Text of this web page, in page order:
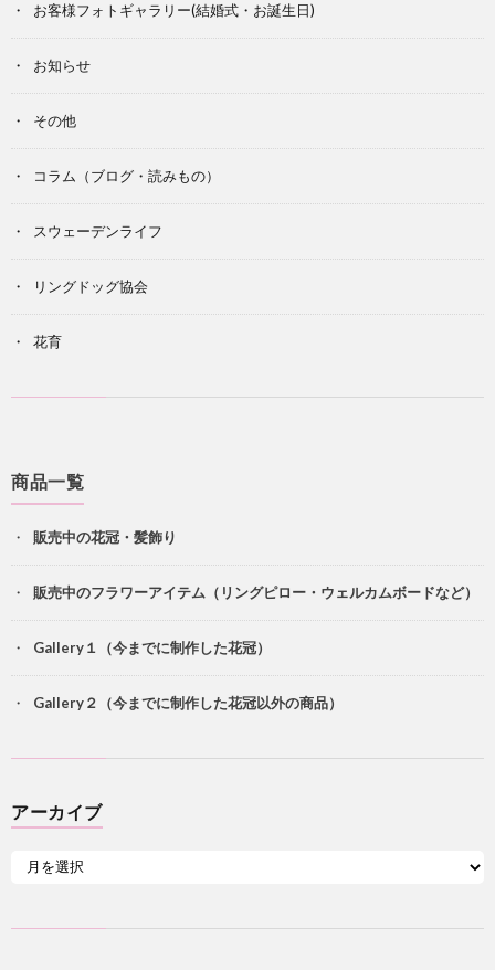
お客様フォトギャラリー(結婚式・お誕生日)
お知らせ
その他
コラム（ブログ・読みもの）
スウェーデンライフ
リングドッグ協会
花育
商品一覧
販売中の花冠・髪飾り
販売中のフラワーアイテム（リングピロー・ウェルカムボードなど）
Gallery１（今までに制作した花冠）
Gallery２（今までに制作した花冠以外の商品）
アーカイブ